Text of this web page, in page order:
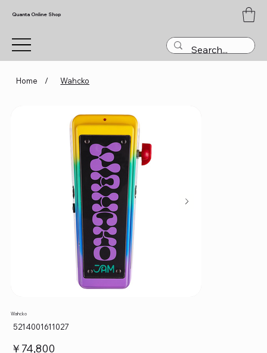
Quanta Online Shop
Home / Wahcko
Wahcko
SKU：
5214001611027
価￥74,800